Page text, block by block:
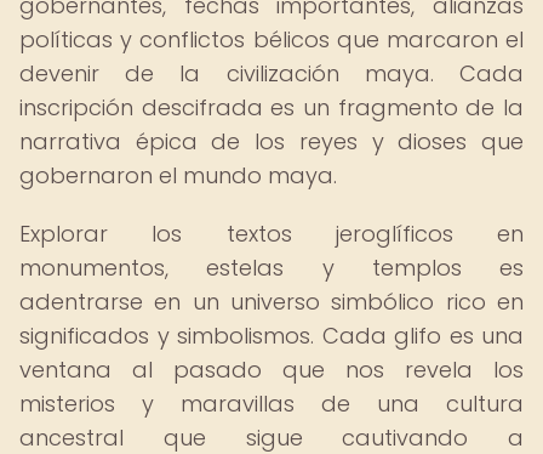
políticas y conflictos bélicos que marcaron el
devenir de la civilización maya. Cada
inscripción descifrada es un fragmento de la
narrativa épica de los reyes y dioses que
gobernaron el mundo maya.
Explorar los textos jeroglíficos en
monumentos, estelas y templos es
adentrarse en un universo simbólico rico en
significados y simbolismos. Cada glifo es una
ventana al pasado que nos revela los
misterios y maravillas de una cultura
ancestral que sigue cautivando a